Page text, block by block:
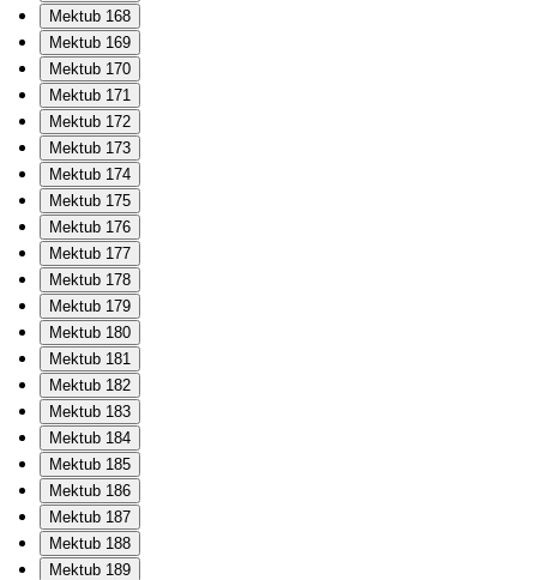
Mektub 168
Mektub 169
Mektub 170
Mektub 171
Mektub 172
Mektub 173
Mektub 174
Mektub 175
Mektub 176
Mektub 177
Mektub 178
Mektub 179
Mektub 180
Mektub 181
Mektub 182
Mektub 183
Mektub 184
Mektub 185
Mektub 186
Mektub 187
Mektub 188
Mektub 189